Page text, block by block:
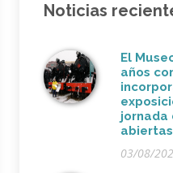
Noticias
El
años
jornada
abiertas
03/08/